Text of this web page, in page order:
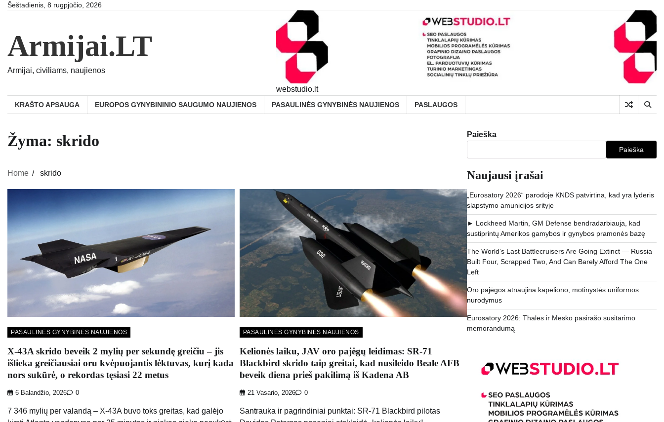
SkipŠeštadienis, 8 rugpjūčio, 2026
Armijai.LT
Armijai, civiliams, naujienos
webstudio.lt
KRAŠTO APSAUGA EUROPOS GYNYBININIO SAUGUMO NAUJIENOS PASAULINĖS GYNYBINĖS NAUJIENOS PASLAUGOS
Žyma: skrido
Home skrido
PASAULINĖS GYNYBINĖS NAUJIENOS
X-43A skrido beveik 2 mylių per sekundę greičiu – jis
išlieka greičiausiai oru kvėpuojantis lėktuvas, kurį kada
nors sukūrė, o rekordas tęsiasi 22 metus
6 Balandžio, 2026 0
7 346 mylių per valandą – X-43A buvo toks greitas, kad galėjo
PASAULINĖS GYNYBINĖS NAUJIENOS
Kelionės laiku, JAV oro pajėgų leidimas: SR-71
Blackbird skrido taip greitai, kad nusileido Beale AFB
beveik diena prieš pakilimą iš Kadena AB
21 Vasario, 2026 0
Santrauka ir pagrindiniai punktai: SR-71 Blackbird pilotas
Paieška
Paieška
Naujausi įrašai
„Eurosatory 2026“ parodoje KNDS patvirtina, kad yra lyderis
slapstymo amunicijos srityje
► Lockheed Martin, GM Defense bendradarbiauja, kad
sustiprintų Amerikos gamybos ir gynybos pramonės bazę
The World’s Last Battlecruisers Are Going Extinct — Russia
Built Four, Scrapped Two, And Can Barely Afford The One
Left
Oro pajėgos atnaujina kapeliono, motinystės uniformos
nurodymus
Eurosatory 2026: Thales ir Mesko pasirašo susitarimo
memorandumą